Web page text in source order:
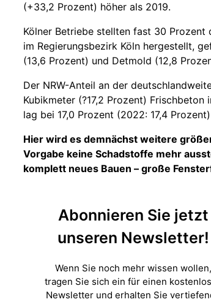
(+33,2 Prozent) höher als 2019.
Kölner Betriebe stellten fast 30
im Regierungsbezirk Köln hergestellt,
(13,6 Prozent) und Detmold (12,8
Der NRW-Anteil an der
Kubikmeter (?17,2 Prozent)
lag bei 17,0 Prozent (2022: 17,4
Hier wird es demnächst weitere
Vorgabe keine Schadstoffe mehr
komplett neues Bauen – große
Abonnieren Sie jetzt
unseren Newsletter!
Wenn Sie noch mehr wissen wollen,
tragen Sie sich ein für einen
Newsletter und erhalten Sie